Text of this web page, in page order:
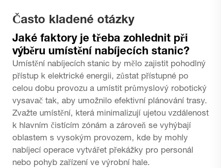
Často kladené otázky
Jaké faktory je třeba zohlednit při
výběru umístění nabíjecích stanic?
Umístění nabíjecích stanic by mělo zajistit pohodlný
přístup k elektrické energii, zůstat přístupné po
celou dobu provozu a umístit průmyslový robotický
vysavač tak, aby umožnilo efektivní plánování trasy.
Zvažte umístění, která minimalizují ujetou vzdálenost
k hlavním čistícím zónám a zároveň se vyhýbají
oblastem s vysokým provozem, kde by mohly
nabíjecí operace vytvářet překážky pro personál
nebo pohyb zařízení ve výrobní hale.